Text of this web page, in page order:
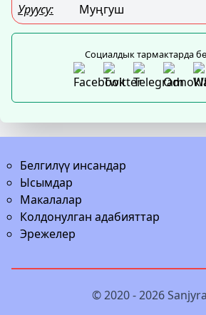
Уруусу:
Муңгуш
Социалдык тармактарда
Белгилүү инсандар
Ысымдар
Макалалар
Колдонулган адабияттар
Эрежелер
© 2020 - 2026